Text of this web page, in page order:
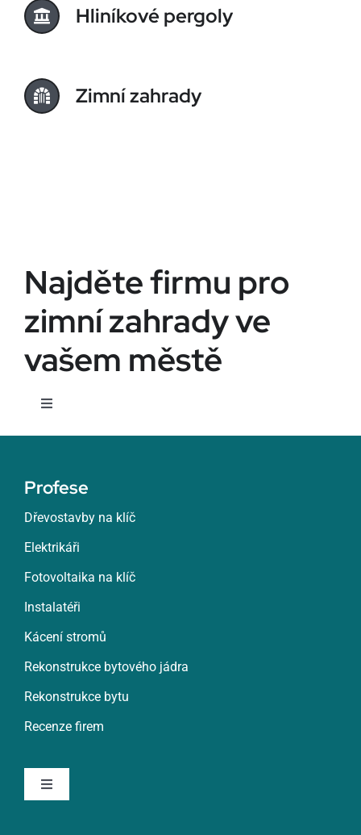
Hliníkové pergoly
Zimní zahrady
Najděte firmu pro
zimní zahrady ve
vašem městě
Toggle
Žďár nad Sázavou
Zlín
Znojmo
Roztoky
Rychnov nad Kněžnou
Profese
Dřevostavby na klíč
Elektrikáři
Fotovoltaika na klíč
Instalatéři
Kácení stromů
Rekonstrukce bytového jádra
Rekonstrukce bytu
Recenze firem
Toggle